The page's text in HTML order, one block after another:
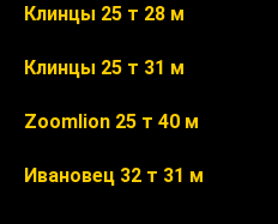
Клинцы 25 т 28 м
Клинцы 25 т 31 м
Zoomlion 25 т 40 м
Ивановец 32 т 31 м